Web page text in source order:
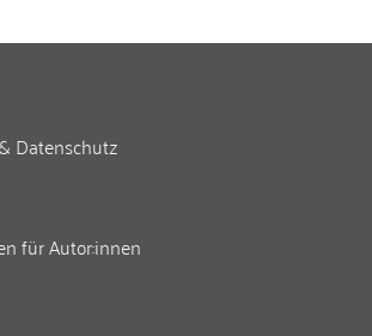
Datenschutz
für Autor:innen